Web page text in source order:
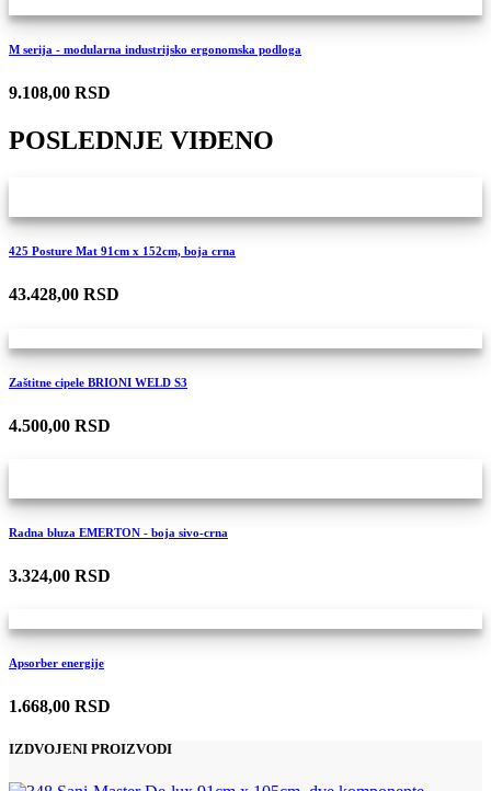
M serija - modularna industrijsko ergonomska podloga
9.108,00 RSD
POSLEDNJE VIĐENO
425 Posture Mat 91cm x 152cm, boja crna
43.428,00 RSD
Zaštitne cipele BRIONI WELD S3
4.500,00 RSD
Radna bluza EMERTON - boja sivo-crna
3.324,00 RSD
Apsorber energije
1.668,00 RSD
IZDVOJENI PROIZVODI